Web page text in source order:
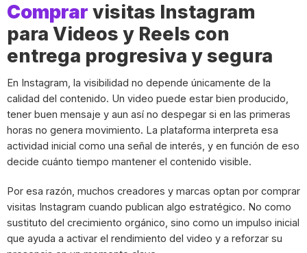
Comprar visitas Instagram
para Videos y Reels con
entrega progresiva y segura
En Instagram, la visibilidad no depende únicamente de la
calidad del contenido. Un video puede estar bien producido,
tener buen mensaje y aun así no despegar si en las primeras
horas no genera movimiento. La plataforma interpreta esa
actividad inicial como una señal de interés, y en función de eso
decide cuánto tiempo mantener el contenido visible.
Por esa razón, muchos creadores y marcas optan por comprar
visitas Instagram cuando publican algo estratégico. No como
sustituto del crecimiento orgánico, sino como un impulso inicial
que ayuda a activar el rendimiento del video y a reforzar su